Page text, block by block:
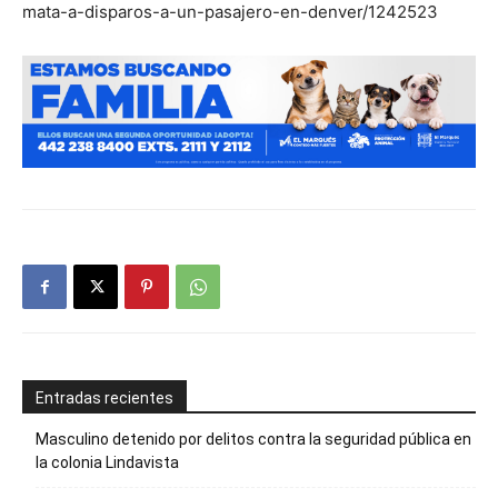
mata-a-disparos-a-un-pasajero-en-denver/1242523
Entradas recientes
Masculino detenido por delitos contra la seguridad pública en
la colonia Lindavista